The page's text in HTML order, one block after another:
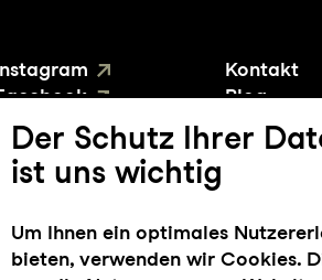
YouTube
Kontakt
Blog
Presse
Der Schutz Ihrer
ist uns wichtig
Um Ihnen ein optimales
bieten, verwenden wir Cookies.